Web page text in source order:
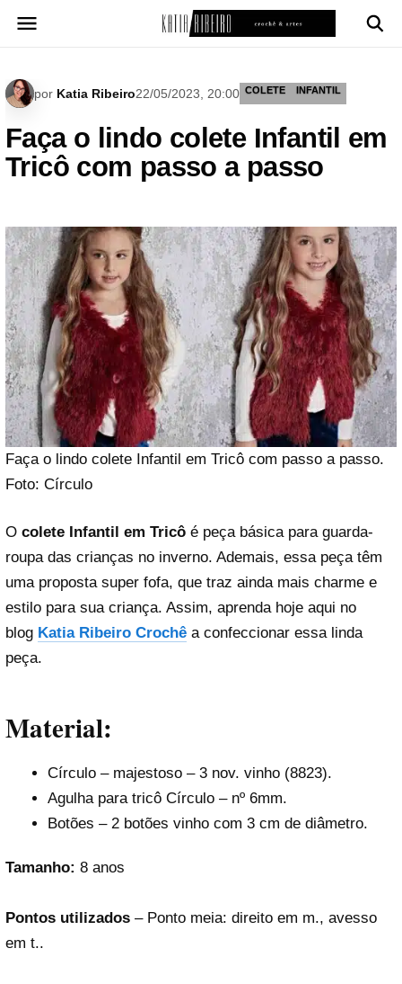
para
por Katia Ribeiro22/05/2023, 20:00 COLETE INFANTIL
Faça o lindo colete Infantil em
Tricô com passo a passo
Faça o lindo colete Infantil em Tricô com passo a passo.
Foto: Círculo
O colete Infantil em Tricô é peça básica para guarda-
roupa das crianças no inverno. Ademais, essa peça têm
uma proposta super fofa, que traz ainda mais charme e
estilo para sua criança. Assim, aprenda hoje aqui no
blog Katia Ribeiro Crochê a confeccionar essa linda
peça.
Material:
Círculo – majestoso – 3 nov. vinho (8823).
Agulha para tricô Círculo – nº 6mm.
Botões – 2 botões vinho com 3 cm de diâmetro.
Tamanho: 8 anos
Pontos utilizados – Ponto meia: direito em m., avesso
em t..